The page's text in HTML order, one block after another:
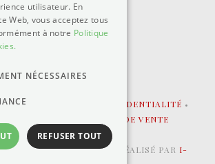
• POLITIQUE DE CONFIDENTIALITÉ •
CONDITIONS GÉNÉRALES DE VENTE
DES JANROUX • SITE RÉALISÉ PAR I-
utilisateur. En
Web, vous acceptez tous
à notre Politique
NÉCESSAIRES
REFUSER TOUT